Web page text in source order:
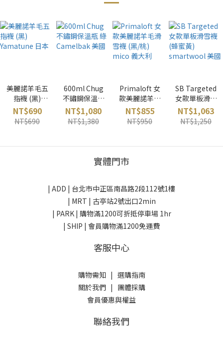
美麗諾羊毛五
指襪 (黑)
Yamatune 日
本
NT$690
NT$690
600ml Chug
不鏽鋼保溫瓶
綠 Camelbak
美國
NT$1,080
NT$1,380
Primaloft 女
款美麗諾羊毛
滑雪襪 (黑/桃)
mico 義大利
NT$855
NT$950
SB Targeted
女款單板滑雪
襪 (蜂蜜黃)
smartwool
美國
NT$1,063
NT$1,250
實體門市
| ADD | 台北市中正區南昌路2段112號1樓
| MRT | 古亭站2號出口2min
| PARK | 購物滿1200可折抵停車場 1hr
| SHIP | 會員購物滿1200免運費
客服中心
購物需知| 選購指南
關於我們| 團體採購
會員優惠與權益
聯絡我們